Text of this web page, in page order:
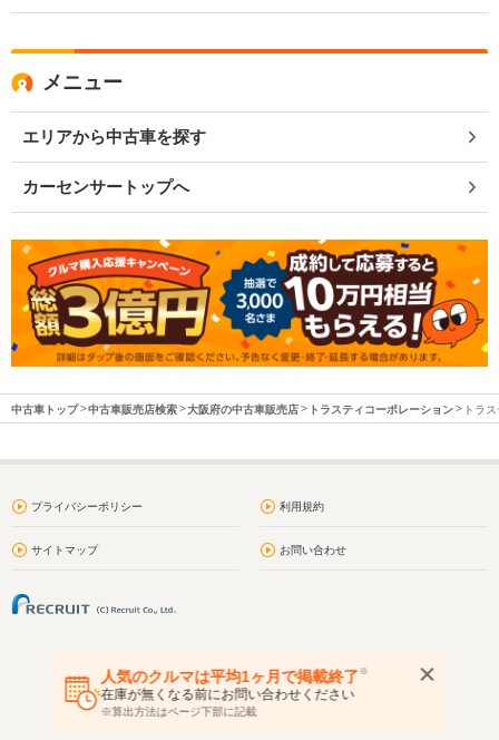
メニュー
エリアから中古車を探す
カーセンサートップへ
中古車トップ 中古車販売店検索 大阪府の中古車販売店 トラスティコーポレーション トラ
プライバシーポリシー 利用規約
サイトマップ お問い合わせ
人気のクルマは平均1ヶ月で掲載終了※
在庫が無くなる前にお問い合わせください
※算出方法はページ下部に記載